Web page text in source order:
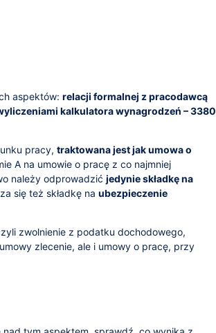
aspektów: relacji formalnej z pracodawcą
kalkulatora wynagrodzeń – 3380
pracy, traktowana jest jak umowa o
A na umowie o pracę z co najmniej
należy odprowadzić jedynie składkę na
się też składkę na ubezpieczenie
zwolnienie z podatku dochodowego,
zlecenie, ale i umowy o pracę, przy